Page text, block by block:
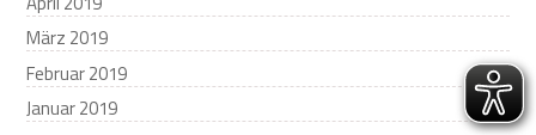
März 2019
Februar 2019
Januar 2019